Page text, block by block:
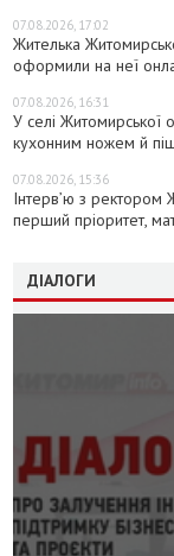
07.08.2026, 17:02
Жителька
оформили на неї
07.08.2026, 16:31
У селі Житомирської
кухонним ножем й
07.08.2026, 15:36
Інтерв’ю з ректором
перший пріоритет,
ДІАЛОГИ